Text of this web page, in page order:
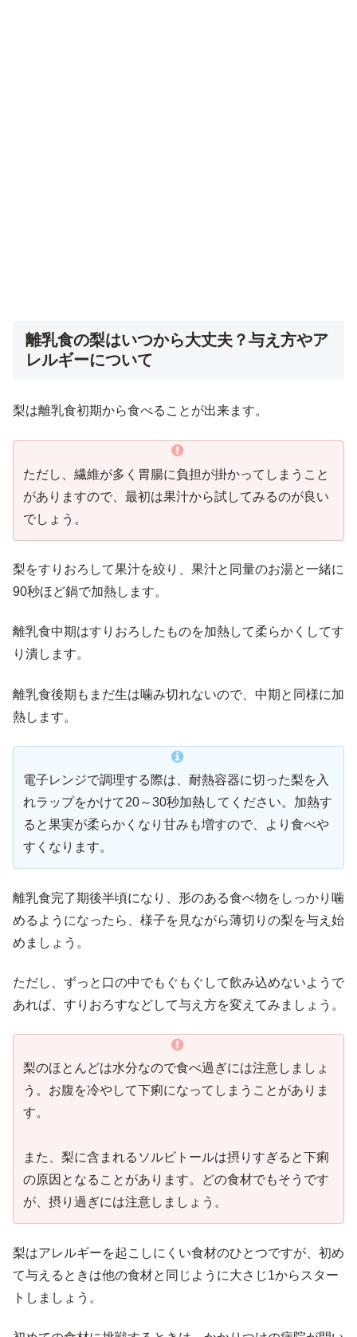
離乳食の梨はいつから大丈夫？与え方やア
レルギーについて
梨は離乳食初期から食べることが出来ます。
ただし、繊維が多く胃腸に負担が掛かってしまうこと
がありますので、最初は果汁から試してみるのが良い
でしょう。
梨をすりおろして果汁を絞り、果汁と同量のお湯と一緒に
90秒ほど鍋で加熱します。
離乳食中期はすりおろしたものを加熱して柔らかくしてす
り潰します。
離乳食後期もまだ生は噛み切れないので、中期と同様に加
熱します。
電子レンジで調理する際は、耐熱容器に切った梨を入
れラップをかけて20～30秒加熱してください。加熱す
ると果実が柔らかくなり甘みも増すので、より食べや
すくなります。
離乳食完了期後半頃になり、形のある食べ物をしっかり噛
めるようになったら、様子を見ながら薄切りの梨を与え始
めましょう。
ただし、ずっと口の中でもぐもぐして飲み込めないようで
あれば、すりおろすなどして与え方を変えてみましょう。
梨のほとんどは水分なので食べ過ぎには注意しましょ
う。お腹を冷やして下痢になってしまうことがありま
す。
また、梨に含まれるソルビトールは摂りすぎると下痢
の原因となることがあります。どの食材でもそうです
が、摂り過ぎには注意しましょう。
梨はアレルギーを起こしにくい食材のひとつですが、初め
て与えるときは他の食材と同じように大さじ1からスター
トしましょう。